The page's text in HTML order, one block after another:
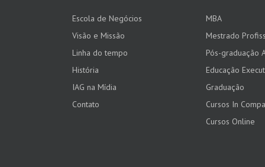
Escola de Negócios
Visão e Missão
Linha do tempo
História
IAG na Mídia
Contato
MBA
Mestrado
Pós-graduação
Educação
Graduação
Cursos In
Cursos Online